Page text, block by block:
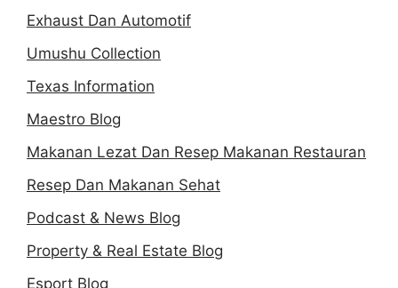
Exhaust Dan Automotif
Umushu Collection
Texas Information
Maestro Blog
Makanan Lezat Dan Resep Makanan Restauran
Resep Dan Makanan Sehat
Podcast & News Blog
Property & Real Estate Blog
Esport Blog